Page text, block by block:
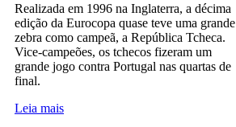
Realizada em 1996 na Inglaterra, a décima
edição da Eurocopa quase teve uma grande
zebra como campeã, a República Tcheca.
Vice-campeões, os tchecos fizeram um
grande jogo contra Portugal nas quartas de
final.
Leia mais